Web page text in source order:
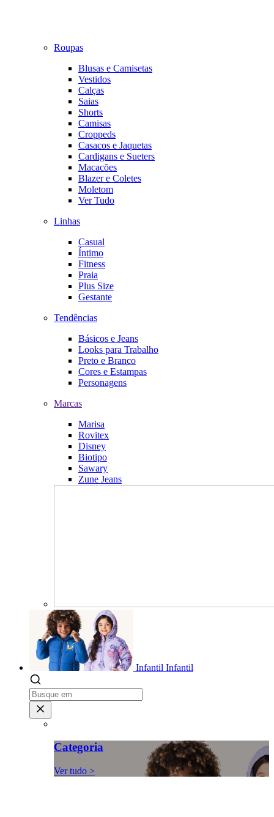
Roupas
Blusas e Camisetas
Vestidos
Calças
Saias
Shorts
Camisas
Croppeds
Casacos e Jaquetas
Cardigans e Sueters
Macacões
Blazer e Coletes
Moletom
Ver Tudo
Linhas
Casual
Íntimo
Fitness
Praia
Plus Size
Gestante
Tendências
Básicos e Jeans
Looks para Trabalho
Preto e Branco
Cores e Estampas
Personagens
Marcas
Marisa
Rovitex
Disney
Biotipo
Sawary
Zune Jeans
Infantil Infantil
Categoria
Ver tudo >